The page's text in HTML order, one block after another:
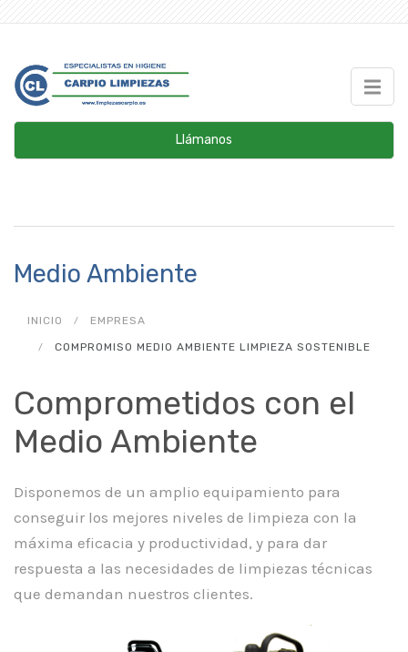
Llámanos
Medio Ambiente
INICIO EMPRESA
COMPROMISO MEDIO AMBIENTE LIMPIEZA SOSTENIBLE
Comprometidos con el
Medio Ambiente
Disponemos de un amplio equipamiento para
conseguir los mejores niveles de limpieza con la
máxima eficacia y productividad, y para dar
respuesta a las necesidades de limpiezas técnicas
que demandan nuestros clientes.